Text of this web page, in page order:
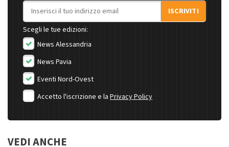
Indirizzo email
ISCRIVITI
Scegli le tue edizioni:
News Alessandria
News Pavia
Eventi Nord-Ovest
Accetto l'iscrizione e la Privacy Policy
VEDI ANCHE